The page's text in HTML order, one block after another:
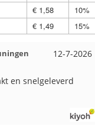
€ 1,58
10%
€ 1,49 15%
12-7-2026
en snelgeleverd